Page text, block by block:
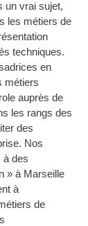
un vrai sujet,
les métiers de
techniques.
en
métiers
auprès de
les rangs des
des
Nos
à des
» à Marseille
à
de